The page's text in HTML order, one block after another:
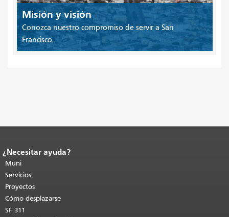
Misión y visión
Conozca nuestro compromiso de servir a San
Francisco.
Fin del contenido de la página.
de esta página se repite en todas las
páginas.Volver al principio del
contenido principal
¿Necesitar ayuda?
Muni
Servicios
Proyectos
Cómo desplazarse
SF 311